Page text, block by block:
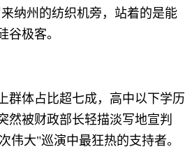
纳州的纺织机旁，站着的是能
极客。
群体占比超七成，高中以下学历
然被财政部长轻描淡写地宣判
伟大"巡演中最狂热的支持者。